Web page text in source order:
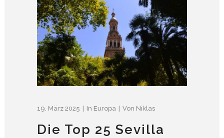
19. März 2025 In Europa Von Niklas
Die Top 25 Sevilla